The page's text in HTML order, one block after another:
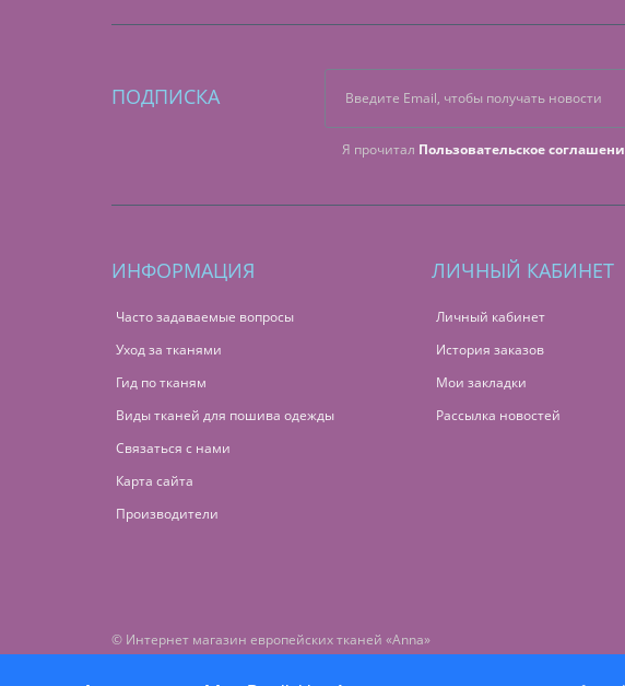
ПОДПИСКА
Я прочитал Пользовательское
ИНФОРМАЦИЯ
Часто задаваемые вопросы
Уход за тканями
Гид по тканям
Виды тканей для пошива одежды
Связаться с нами
Карта сайта
Производители
ЛИЧНЫЙ КАБИНЕТ
Личный кабинет
История заказов
Мои закладки
Рассылка новостей
© Интернет магазин европейских тканей «Anna»